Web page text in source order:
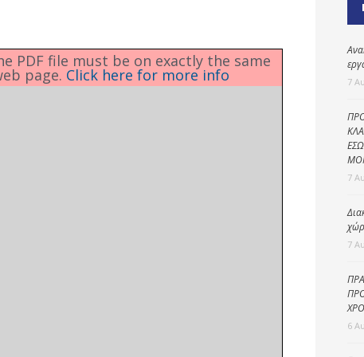
Δημοτική
αστυνομία
PDF file must be on exactly the same
page. Click here for more info 7
7
7
6